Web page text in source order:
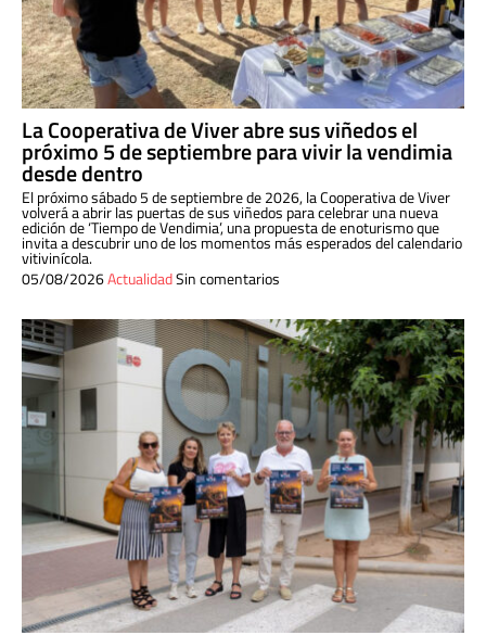
La Cooperativa de Viver abre sus viñedos el
próximo 5 de septiembre para vivir la vendimia
desde dentro
El próximo sábado 5 de septiembre de 2026, la Cooperativa de Viver
volverá a abrir las puertas de sus viñedos para celebrar una nueva
edición de ‘Tiempo de Vendimia’, una propuesta de enoturismo que
invita a descubrir uno de los momentos más esperados del calendario
vitivinícola.
05/08/2026ActualidadSin comentarios